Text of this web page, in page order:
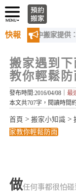
快報
陞台中搬家提供：免費
搬家遇到
教你輕鬆防
發布時間:2016/04/08｜ 最
本文共707字，閱讀時間
首頁 > 搬家小知識 >
家教你輕鬆防雨
做任何事都很怕